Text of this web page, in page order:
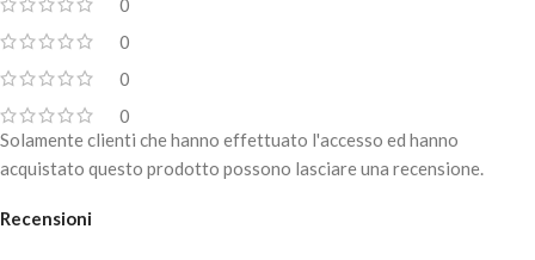
0
0
0
Recensioni
Solamente clienti che hanno effettuato l'accesso ed hanno
acquistato questo prodotto possono lasciare una recensione.